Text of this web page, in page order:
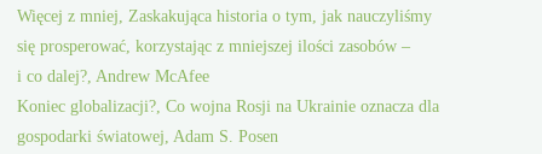
Więcej z mniej, Zaskakująca historia o tym, jak nauczyliśmy
się prosperować, korzystając z mniejszej ilości zasobów –
i co dalej?, Andrew McAfee
Koniec globalizacji?, Co wojna Rosji na Ukrainie oznacza dla
gospodarki światowej, Adam S. Posen